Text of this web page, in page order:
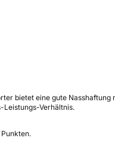
bietet eine gute
Leistungs-Verhältnis.